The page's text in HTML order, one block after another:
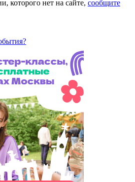
которого нет на сайте, сообщите